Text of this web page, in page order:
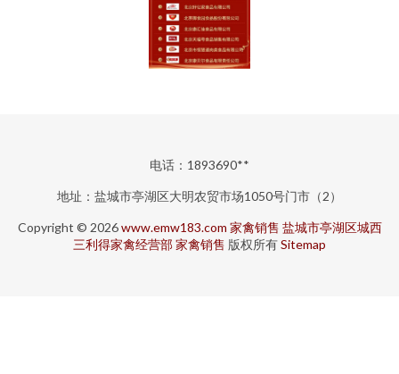
电话：1893690**
地址：盐城市亭湖区大明农贸市场1050号门市（2）
Copyright © 2026www.emw183.com 家禽销售 盐城市亭湖区城西
三利得家禽经营部家禽销售 版权所有Sitemap